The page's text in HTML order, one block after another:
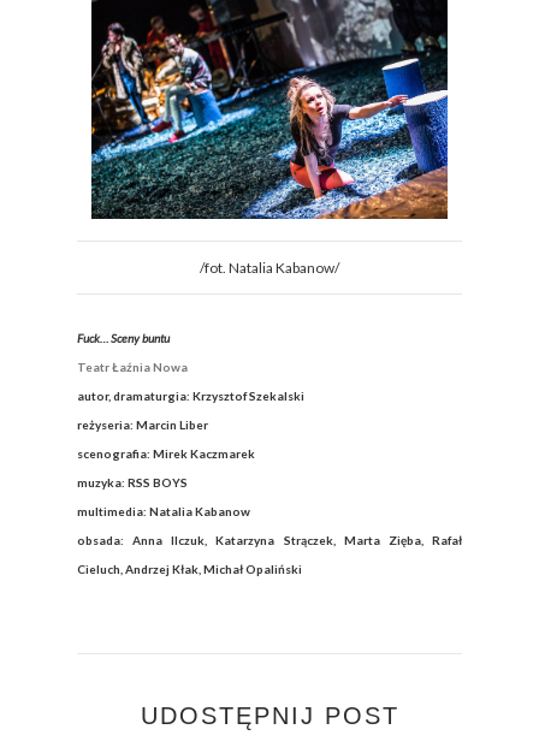
/fot. Natalia Kabanow/
Fuck… Sceny buntu
Teatr Łaźnia Nowa
autor, dramaturgia: Krzysztof Szekalski
reżyseria: Marcin Liber
scenografia: Mirek Kaczmarek
muzyka: RSS BOYS
multimedia: Natalia Kabanow
obsada: Anna Ilczuk, Katarzyna Strączek, Marta Zięba, Rafał
Cieluch, Andrzej Kłak, Michał Opaliński
UDOSTĘPNIJ POST